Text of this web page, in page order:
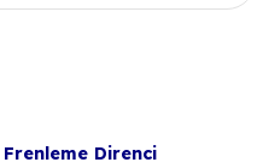
Direnci